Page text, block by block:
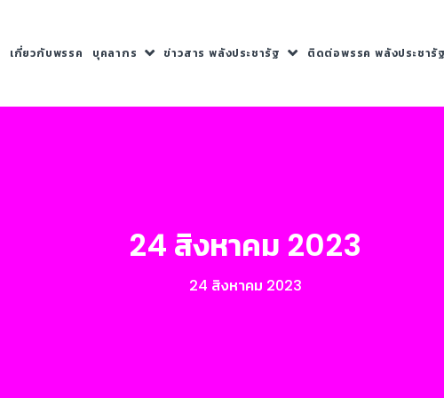
เกี่ยวกับพรรค บุคลากร ข่าวสาร พลังประชารัฐ ติดต่อพรรค พลังประชารัฐ
24 สิงหาคม 2023
24 สิงหาคม 2023